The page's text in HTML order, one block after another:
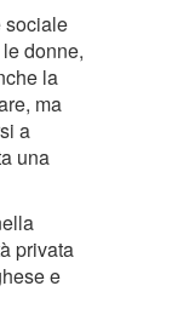
sociale
donne,
la
ma
a
una
privata
e